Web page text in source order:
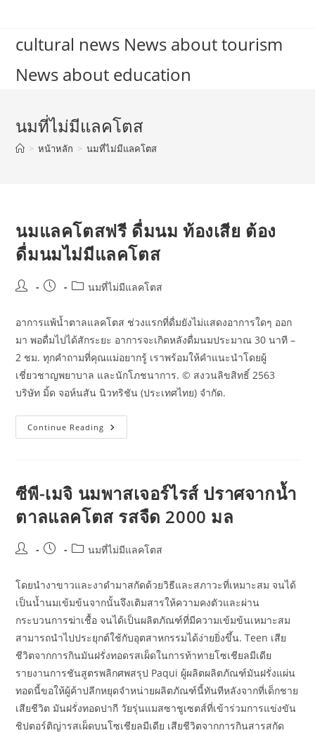
contentcultural news News about tourism
News about education
นมที่ไม่มีแลคโตส
> หน้าหลัก > นมที่ไม่มีแลคโตส
นมแลคโตสฟรี ดื่มนม ท้องเสีย ต้อง
ดื่มนมไม่มีแลคโตส
Post
Post
Postนมที่ไม่มีแลคโตส
อาการแพ้น้ำตาลแลคโตส ช่วงแรกที่ดื่มยังไม่แสดงอาการใดๆ ออก
มา พอดื่มไปได้สักระยะ อาการจะเกิดหลังดื่มนมประมาณ 30 นาที –
2 ชม. ทุกคำถามที่คุณแม่อยากรู้ เราพร้อมให้คำแนะนำโดยผู้
เชี่ยวชาญพยาบาล และนักโภชนาการ. © สงวนลิขสิทธิ์ 2563
บริษัท มิ้ด จอห์นสัน นิวทริชัน (ประเทศไทย) จำกัด.
Continue Reading นม
แลค
ท้อง
เสีย
ดื่ม
นม
มี
แลค
ซีพี-เมจิ นมพาสเจอร์ไรส์ ปราศจากน้ำ
ตาลแลคโตส รสจืด 2000 มล
Post
Post
Postนมที่ไม่มีแลคโตส
โดยนำงาขาวและงาดำมาสกัดด้วยวิธีและสภาวะที่เหมาะสม จนได้
เป็นน้ำนมเข้มข้นจากนั้นจึงเติมสารให้ความคงตัวและผ่าน
กระบวนการฆ่าเชื้อ จนได้เป็นผลิตภัณฑ์ที่มีความเข้มข้นเหมาะสม
สามารถนำไปประยุกต์ใช้กับอุตสาหกรรมได้ง่ายยิ่งขึ้น. Teen เสีย
ชีวิตจากการกินมันฝรั่งทอดรสเผ็ดในการท้าทายโซเชียลมีเดีย
รายงานการชันสูตรพลิกศพสรุป Paqui ผู้ผลิตผลิตภัณฑ์มันฝรั่งแผ่น
ทอดนี้ขอให้ผู้ค้าปลีกหยุดจำหน่ายผลิตภัณฑ์นี้ทันทีหลังจากที่เด็กชาย
เสียชีวิต มันฝรั่งทอดปากี วัยรุ่นแมสซาชูเซตส์ที่เข้าร่วมการแข่งขัน
ชิปตอร์ติญ่ารสเผ็ดบนโซเชียลมีเดีย เสียชีวิตจากการกินสารสกัด